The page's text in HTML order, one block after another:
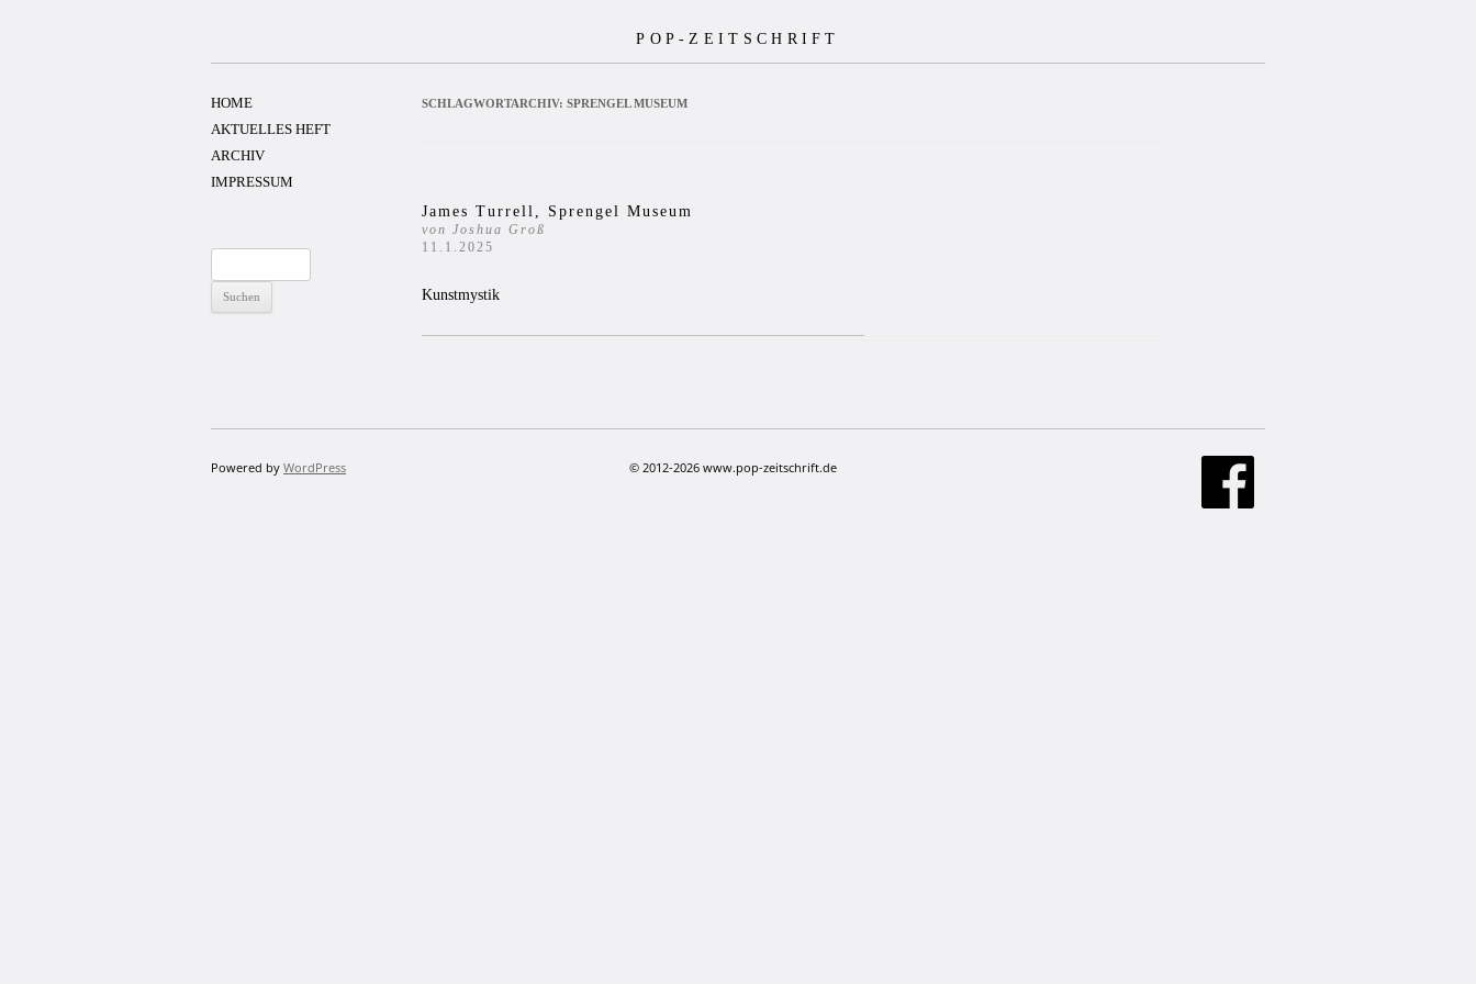
POP-ZEITSCHRIFT
SCHLAGWORTARCHIV: SPRENGEL MUSEUM
James Turrell, Sprengel Museum
von Joshua Groß
11.1.2025
Kunstmystik
HOME
AKTUELLES HEFT
ARCHIV
IMPRESSUM
nach:
Powered by WordPress © 2012-2026 www.pop-zeitschrift.de